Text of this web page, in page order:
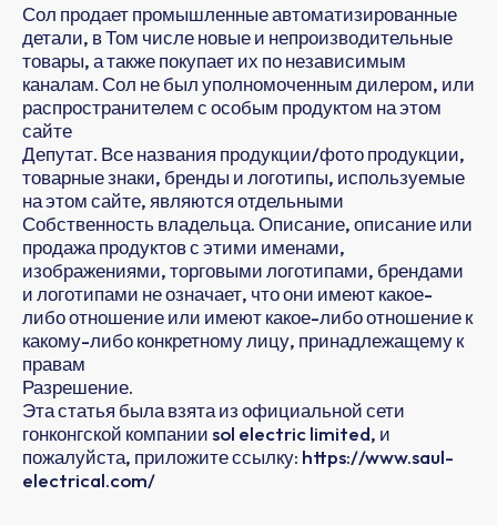
Сол продает промышленные автоматизированные
детали, в Том числе новые и непроизводительные
товары, а также покупает их по независимым
каналам. Сол не был уполномоченным дилером, или
распространителем с особым продуктом на этом
сайте
Депутат. Все названия продукции/фото продукции,
товарные знаки, бренды и логотипы, используемые
на этом сайте, являются отдельными
Собственность владельца. Описание, описание или
продажа продуктов с этими именами,
изображениями, торговыми логотипами, брендами
и логотипами не означает, что они имеют какое-
либо отношение или имеют какое-либо отношение к
какому-либо конкретному лицу, принадлежащему к
правам
Разрешение.
Эта статья была взята из официальной сети
гонконгской компании sol electric limited, и
пожалуйста, приложите ссылку: https://www.saul-
electrical.com/